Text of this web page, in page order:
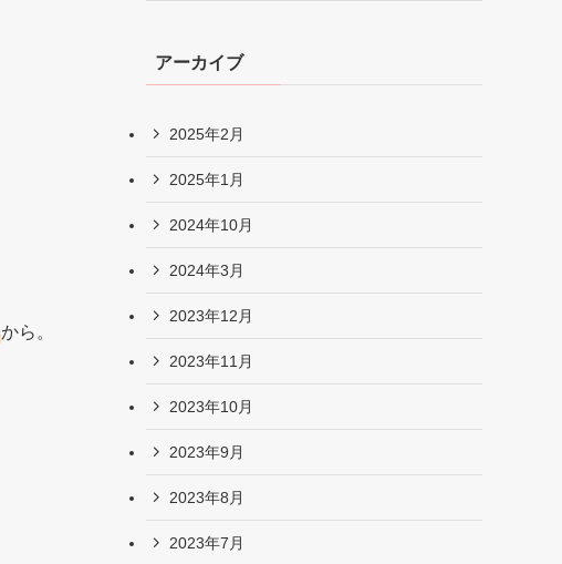
から。
アーカイブ
2025年2月
2025年1月
2024年10月
2024年3月
2023年12月
2023年11月
2023年10月
2023年9月
2023年8月
2023年7月